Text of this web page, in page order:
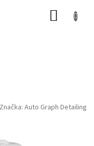
Značka: Auto Graph Detailing